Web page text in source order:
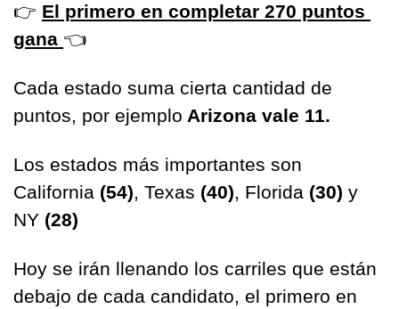
👉 El primero en completar 270 puntos
gana 👈
Cada estado suma cierta cantidad de
puntos, por ejemplo Arizona vale 11.
Los estados más importantes son
California (54), Texas (40), Florida (30) y
NY (28)
Hoy se irán llenando los carriles que están
debajo de cada candidato, el primero en